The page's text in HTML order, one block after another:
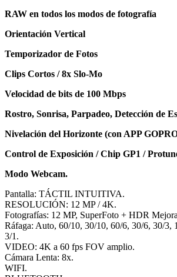
RAW en todos los modos de fotografía
Orientación Vertical
Temporizador de Fotos
Clips Cortos / 8x Slo-Mo
Velocidad de bits de 100 Mbps
Rostro, Sonrisa, Parpadeo, Detección de
Nivelación del Horizonte (con APP
Control de Exposición / Chip GP1 /
Modo Webcam.
Pantalla: TÁCTIL INTUITIVA.
RESOLUCIÓN: 12 MP / 4K.
Fotografías: 12 MP, SuperFoto + HDR
Ráfaga: Auto, 60/10, 30/10, 60/6, 30/6, 30/3,
3/1.
VIDEO: 4K a 60 fps FOV amplio.
Cámara Lenta: 8x.
WIFI.